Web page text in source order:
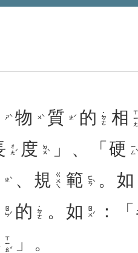
ㄕˋ 物 ㄨˋ 質 ㄓˊ 的 ˙ㄉㄜ 相 ㄒㄧㄤ
ㄔㄤˊ 度 ㄉㄨˋ 」、「 硬 ㄧㄥˋ
ㄓˋ 、 規 ㄍㄨㄟ 範 ㄈㄢˋ 。 如
ㄖㄣˊ 的 ˙ㄉㄜ 。 如 ㄖㄨˊ ：「
ㄒㄧㄠˇ
」。